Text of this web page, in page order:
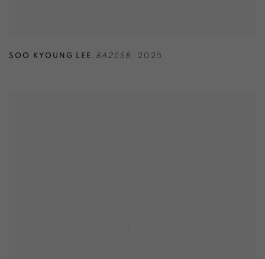
SOO KYOUNG LEE , BA25S8 , 2025